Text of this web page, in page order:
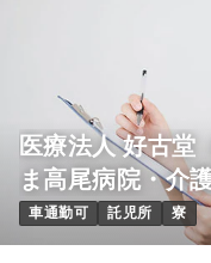
医療法人 好古堂
ま高尾病院・介
車通勤可 託児所 寮